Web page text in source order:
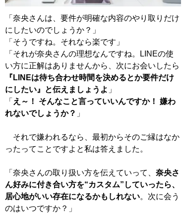
「奈央さんは、要件が明確な内容のやり取りだけ
にしたいのでしょうか？」
「そうですね。それなら楽です」
「それが奈央さんの理想なんですね。LINEの使
い方に正解はありませんから、次にお会いしたら
『LINEは待ち合わせ時間を決めるとか要件だけ
にしたい』と伝えましょうよ 」
「 え～！ そんなこと言っていいんですか！ 嫌わ
れないでしょうか？ 」
それで嫌われるなら、最初からそのご縁はなか
ったってことですよと私は答えました。
「奈央さんの取り扱い方を伝えていって、 奈央さ
ん好みに付き合い方を“カスタム”していったら、
居心地がいい存在になるかもしれない。次に会う
のはいつですか？」